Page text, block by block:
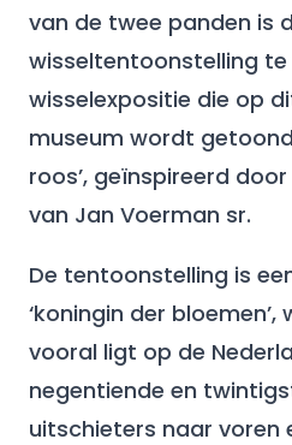
van de twee panden is
wisseltentoonstelling te
wisselexpositie die op
museum wordt getoond
roos’, geïnspireerd
van Jan Voerman sr.
De tentoonstelling is
‘koningin der
vooral ligt op de
negentiende en
uitschieters naar voren